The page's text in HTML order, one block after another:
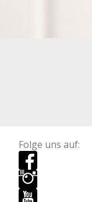
Folge uns auf: